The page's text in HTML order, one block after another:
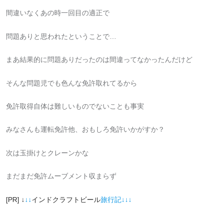
間違いなくあの時一回目の適正で
問題ありと思われたということで…
まあ結果的に問題ありだったのは間違ってなかったんだけど
そんな問題児でも色んな免許取れてるから
免許取得自体は難しいものでないことも事実
みなさんも運転免許他、おもしろ免許いかがすか？
次は玉掛けとクレーンかな
まだまだ免許ムーブメント収まらず
[PR] ↓ ↓↓インドクラフトビール旅行記↓↓↓